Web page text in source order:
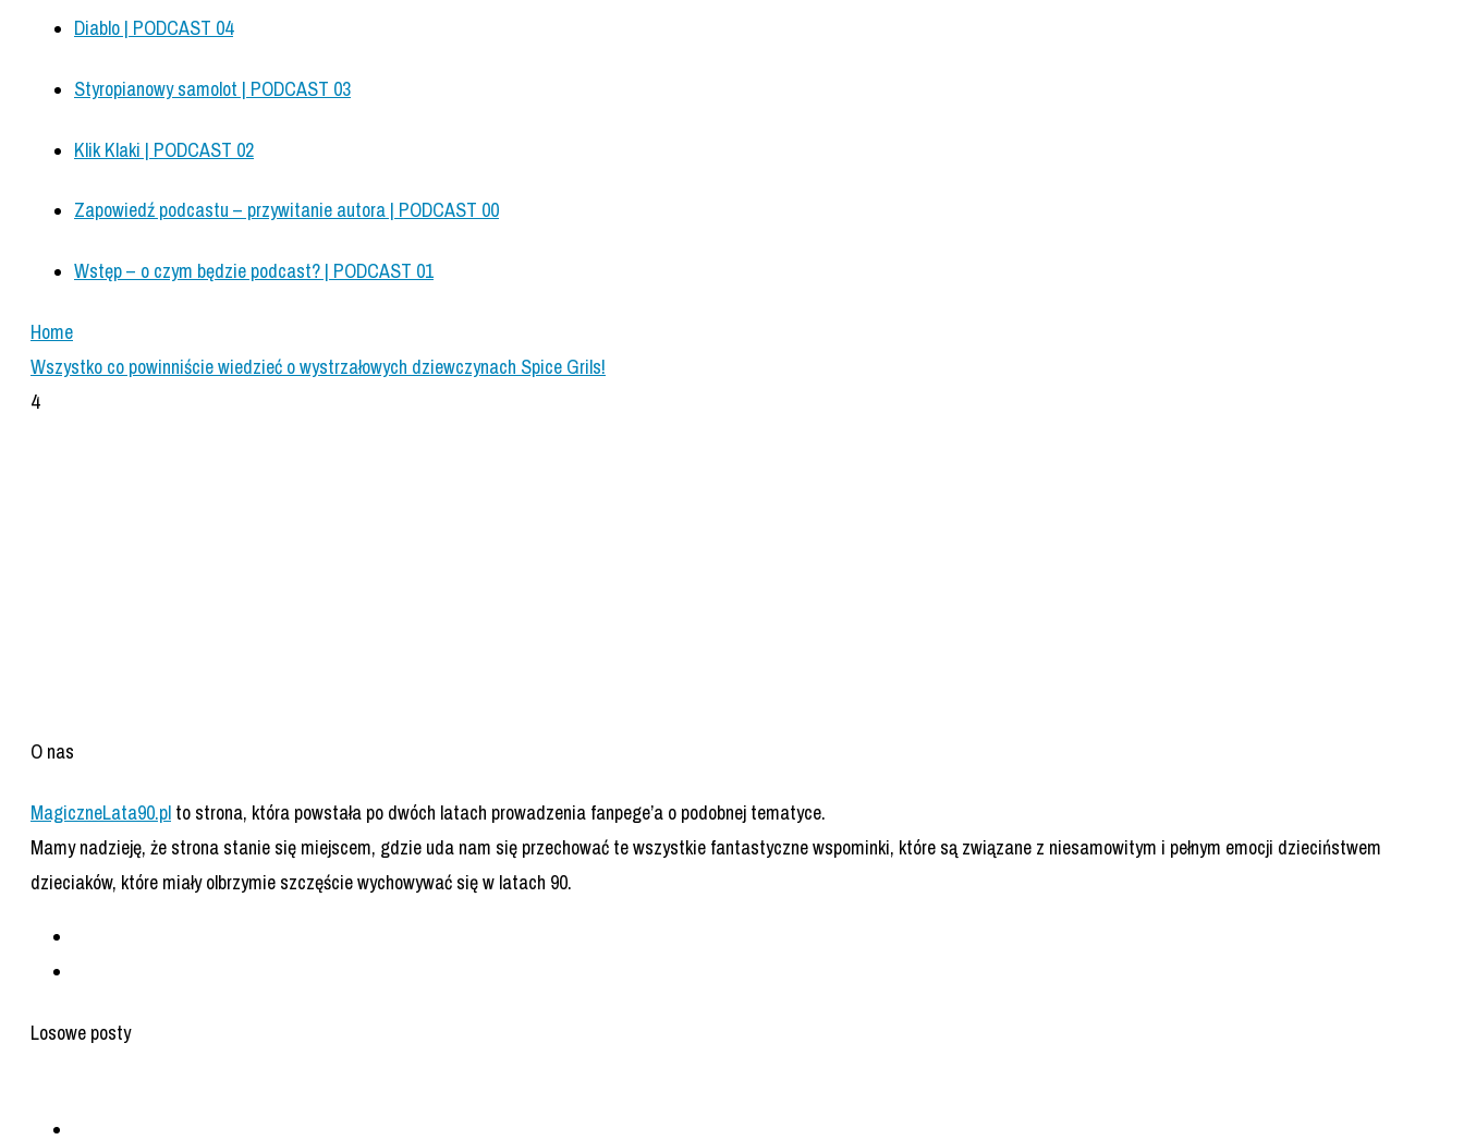
Diablo | PODCAST 04
Styropianowy samolot | PODCAST 03
Klik Klaki | PODCAST 02
Zapowiedź podcastu – przywitanie autora | PODCAST 00
Wstęp – o czym będzie podcast? | PODCAST 01
Home
Wszystko co powinniście wiedzieć o wystrzałowych dziewczynach Spice Grils!
4
O nas
MagiczneLata90.pl to strona, która powstała po dwóch latach prowadzenia fanpege’a o podobnej tematyce.
Mamy nadzieję, że strona stanie się miejscem, gdzie uda nam się przechować te wszystkie fantastyczne wspominki, które są związane z niesamowitym i pełnym emocji dzieciństwem
dzieciaków, które miały olbrzymie szczęście wychowywać się w latach 90.
Losowe posty